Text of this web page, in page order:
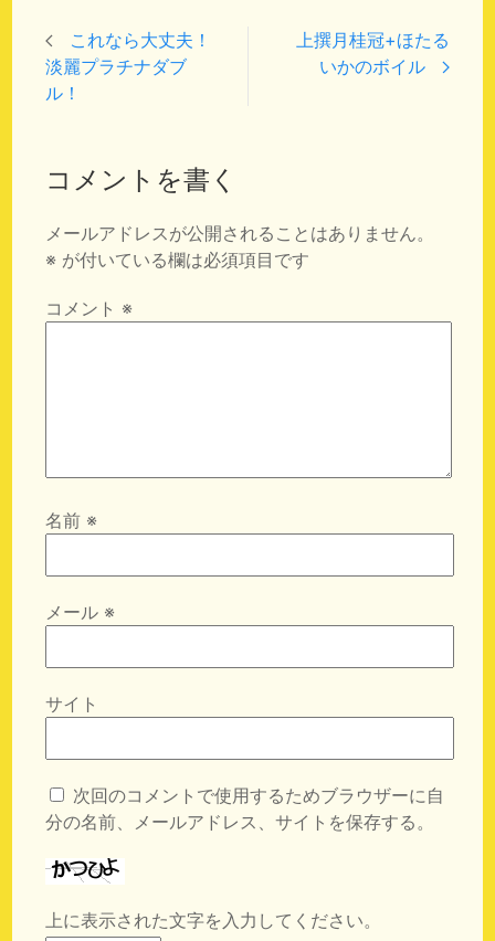
これなら大丈夫！
淡麗プラチナダブ
ル！
上撰月桂冠+ほたる
いかのボイル
コメントを書く
メールアドレスが公開されることはありません。
※ が付いている欄は必須項目です
コメント ※
名前 ※
メール ※
サイト
次回のコメントで使用するためブラウザーに自
分の名前、メールアドレス、サイトを保存する。
上に表示された文字を入力してください。